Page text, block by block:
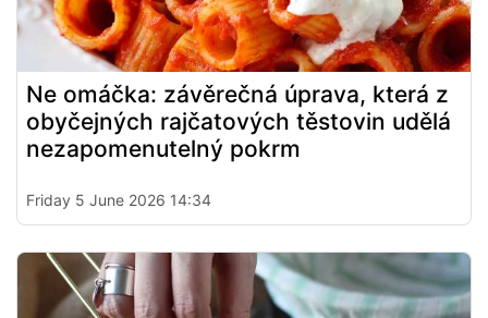
Ne omáčka: závěrečná úprava, která z
obyčejných rajčatových těstovin udělá
nezapomenutelný pokrm
Friday 5 June 2026 14:34